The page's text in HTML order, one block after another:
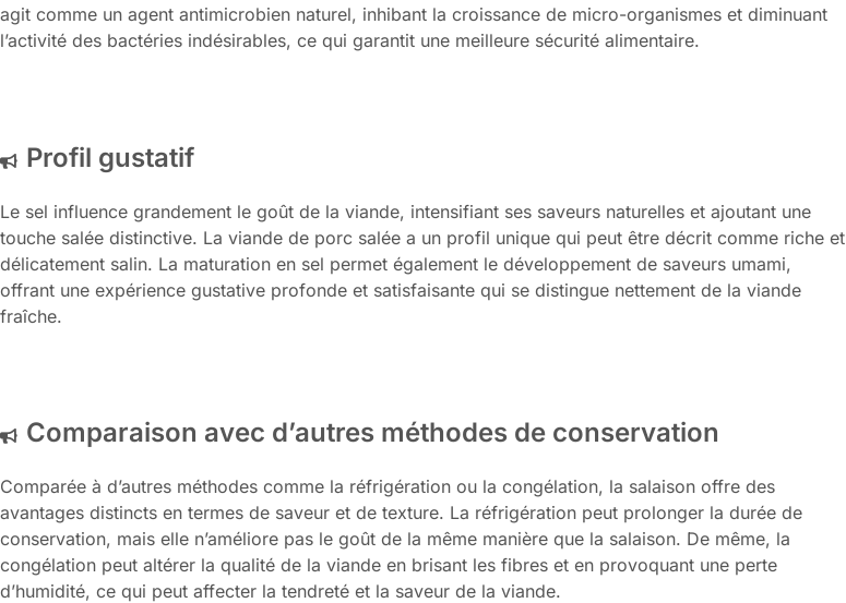
agit comme un agent antimicrobien naturel, inhibant la croissance de micro-organismes et diminuant
l’activité des bactéries indésirables, ce qui garantit une meilleure sécurité alimentaire.
Profil gustatif
Le sel influence grandement le goût de la viande, intensifiant ses saveurs naturelles et ajoutant une
touche salée distinctive. La viande de porc salée a un profil unique qui peut être décrit comme riche et
délicatement salin. La maturation en sel permet également le développement de saveurs umami,
offrant une expérience gustative profonde et satisfaisante qui se distingue nettement de la viande
fraîche.
Comparaison avec d’autres méthodes de conservation
Comparée à d’autres méthodes comme la réfrigération ou la congélation, la salaison offre des
avantages distincts en termes de saveur et de texture. La réfrigération peut prolonger la durée de
conservation, mais elle n’améliore pas le goût de la même manière que la salaison. De même, la
congélation peut altérer la qualité de la viande en brisant les fibres et en provoquant une perte
d’humidité, ce qui peut affecter la tendreté et la saveur de la viande.